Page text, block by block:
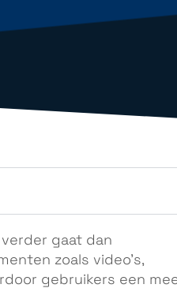
gaat dan
zoals video’s,
gebruikers een